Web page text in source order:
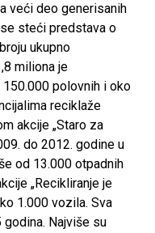
veći deo generisanih
steći predstava o
ukupno
miliona je
polovnih i oko
reciklaže
akcije „Staro za
do 2012. godine u
od 13.000 otpadnih
„Recikliranje je
1.000 vozila. Sva
Najviše su